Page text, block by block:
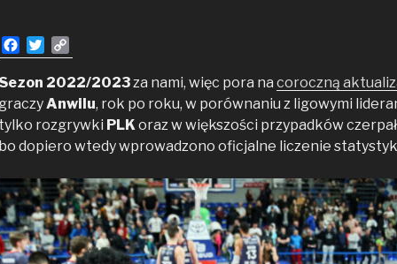
a
c
e
o
o
w
i
t
e
r
o
p
y
n
Sezon 2022/2023za nami, więc pora na coroczną
graczyAnwilu, rok po roku, w porównaniu z ligowymi
tylko rozgrywki PLK oraz w większości przypadków
bo dopiero wtedy wprowadzono oficjalne liczenie